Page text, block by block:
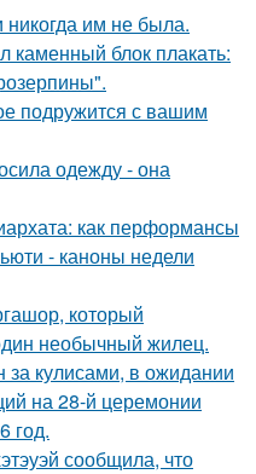
им не была.
каменный блок плакать:
подружится с вашим
одежду - она
как перформансы
- каноны недели
который
необычный жилец.
кулисами, в ожидании
на 28-й церемонии
год.
сообщила, что